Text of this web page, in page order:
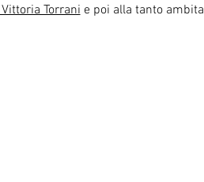
Torrani e poi alla tanto ambita